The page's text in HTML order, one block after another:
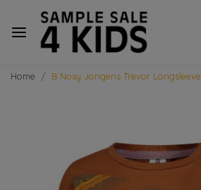
Home B Nosy Jongens Trevor Longsleeve